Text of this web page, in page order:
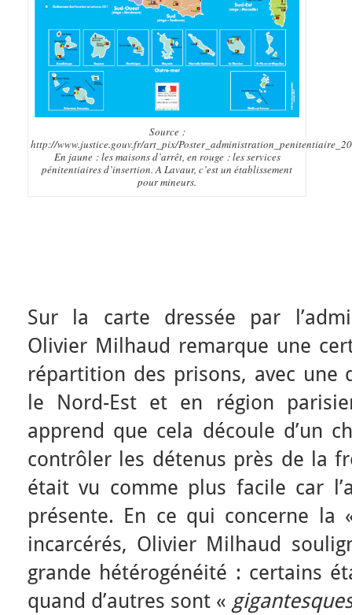
Source :
http://www.justice.gouv.fr/art_pix/
En jaune : les maisons d’arrêt, en rouge : les services
pénitentiaires d’insertion. A Lavaur, c’est un établissement
pour mineurs.
Sur la carte dressée par
Olivier Milhaud remarque une
répartition des prisons, avec une
le Nord-Est et en région
apprend que cela découle d’un
contrôler les détenus près de la
était vu comme plus facile car
présente. En ce qui concerne la
incarcérés, Olivier Milhaud
grande hétérogénéité : certains
quand d’autres sont «